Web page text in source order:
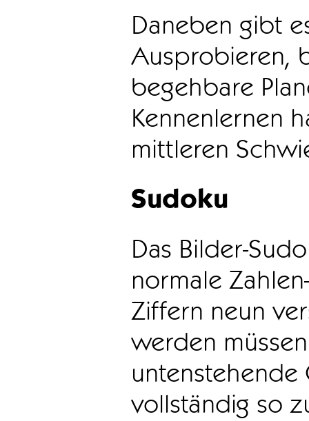
Daneben gibt
Ausprobieren,
begehbare
Kennenlernen
mittleren
Sudoku
Das Bilder-
normale
Ziffern neun
werden
vollständig so